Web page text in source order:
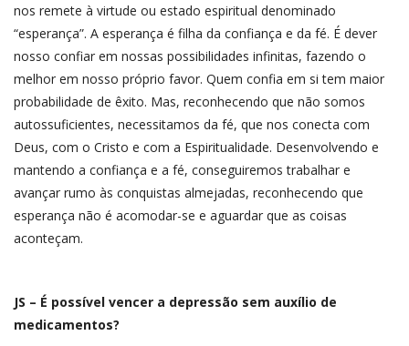
nos remete à virtude ou estado espiritual denominado
“esperança”. A esperança é filha da confiança e da fé. É dever
nosso confiar em nossas possibilidades infinitas, fazendo o
melhor em nosso próprio favor. Quem confia em si tem maior
probabilidade de êxito. Mas, reconhecendo que não somos
autossuficientes, necessitamos da fé, que nos conecta com
Deus, com o Cristo e com a Espiritualidade. Desenvolvendo e
mantendo a confiança e a fé, conseguiremos trabalhar e
avançar rumo às conquistas almejadas, reconhecendo que
esperança não é acomodar-se e aguardar que as coisas
aconteçam.
JS – É possível vencer a depressão sem auxílio de
medicamentos?